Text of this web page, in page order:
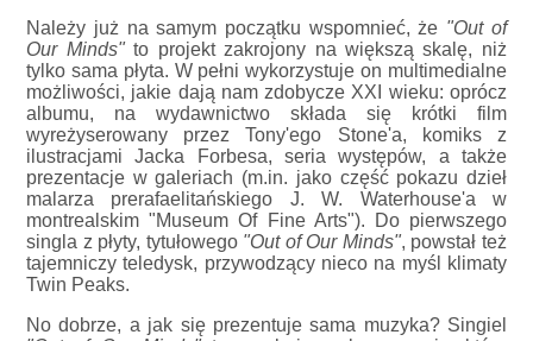
Należy już na samym początku wspomnieć, że "Out of
Our Minds"to projekt zakrojony na większą skalę, niż
tylko sama płyta. W pełni wykorzystuje on multimedialne
możliwości, jakie dają nam zdobycze XXI wieku: oprócz
albumu, na wydawnictwo składa się krótki film
wyreżyserowany przez Tony'ego Stone'a, komiks z
ilustracjami Jacka Forbesa, seria występów, a także
prezentacje w galeriach (m.in. jako część pokazu dzieł
malarza prerafaelitańskiego J. W. Waterhouse'a w
montrealskim "Museum Of Fine Arts"). Do pierwszego
singla z płyty, tytułowego "Out of Our Minds", powstał też
tajemniczy teledysk, przywodzący nieco na myśl klimaty
Twin Peaks.
No dobrze, a jak się prezentuje sama muzyka? Singiel